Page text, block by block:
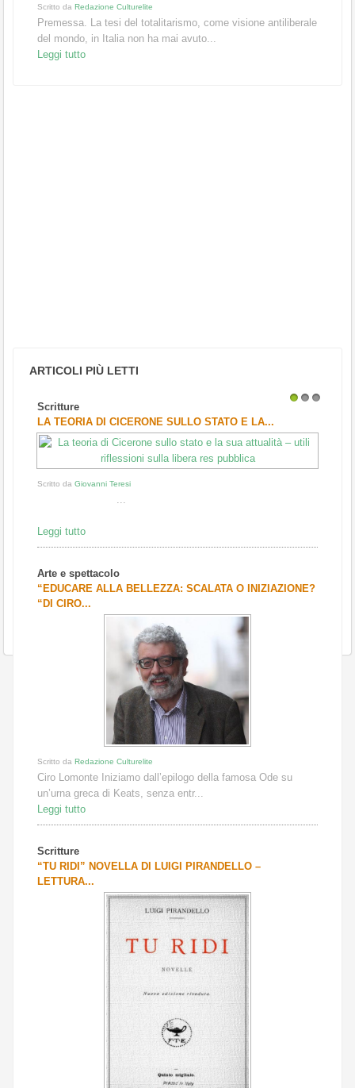
Scritto da Redazione Culturelite
Premessa. La tesi del totalitarismo, come visione antiliberale
del mondo, in Italia non ha mai avuto...
Leggi tutto
ARTICOLI PIÙ LETTI
Scritture
LA TEORIA DI CICERONE SULLO STATO E LA...
Scritto da Giovanni Teresi
...
Leggi tutto
Arte e spettacolo
“EDUCARE ALLA BELLEZZA: SCALATA O INIZIAZIONE?
“DI CIRO...
Scritto da Redazione Culturelite
Ciro Lomonte Iniziamo dall’epilogo della famosa Ode su
un’urna greca di Keats, senza entr...
Leggi tutto
Scritture
“TU RIDI” NOVELLA DI LUIGI PIRANDELLO –
LETTURA...